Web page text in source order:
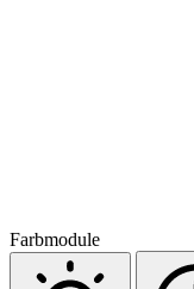
Farbmodule